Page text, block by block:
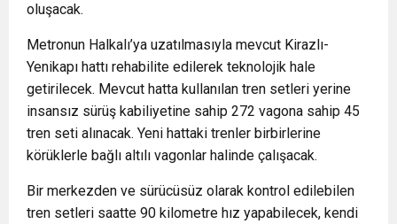
oluşacak.
Metronun Halkalı’ya uzatılmasıyla mevcut Kirazlı-
Yenikapı hattı rehabilite edilerek teknolojik hale
getirilecek. Mevcut hatta kullanılan tren setleri yerine
insansız sürüş kabiliyetine sahip 272 vagona sahip 45
tren seti alınacak. Yeni hattaki trenler birbirlerine
körüklerle bağlı altılı vagonlar halinde çalışacak.
Bir merkezden ve sürücüsüz olarak kontrol edilebilen
tren setleri saatte 90 kilometre hız yapabilecek, kendi